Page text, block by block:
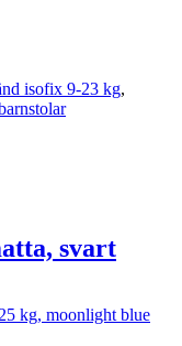
isofix 9-23 kg,
svart